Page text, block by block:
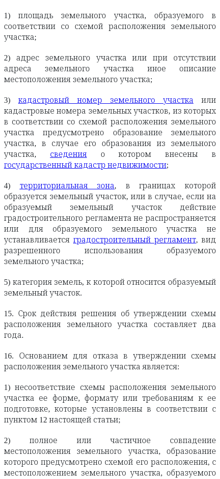
1) площадь земельного участка, образуемого в
соответствии со схемой расположения земельного
участка;
2) адрес земельного участка или при отсутствии
адреса земельного участка иное описание
местоположения земельного участка;
3) кадастровый номер земельного участка
или
кадастровые номера земельных участков, из которых
в соответствии со схемой расположения земельного
участка предусмотрено образование земельного
участка, в случае его образования из земельного
участка, сведенияо котором внесены в
государственный кадастр недвижимости;
4) территориальная зона, в границах которой
образуется земельный участок, или в случае, если на
образуемый земельный участок действие
градостроительного регламента не распространяется
или для образуемого земельного участка не
устанавливается градостроительный регламент, вид
разрешенного использования образуемого
земельного участка;
5) категория земель, к которой относится образуемый
земельный участок.
15. Срок действия решения об утверждении схемы
расположения земельного участка составляет два
года.
16. Основанием для отказа в утверждении схемы
расположения земельного участка является:
1) несоответствие схемы расположения земельного
участка ее форме, формату или требованиям к ее
подготовке, которые установлены в соответствии с
пунктом 12 настоящей статьи;
2) полное или частичное совпадение
местоположения земельного участка, образование
которого предусмотрено схемой его расположения, с
местоположением земельного участка, образуемого